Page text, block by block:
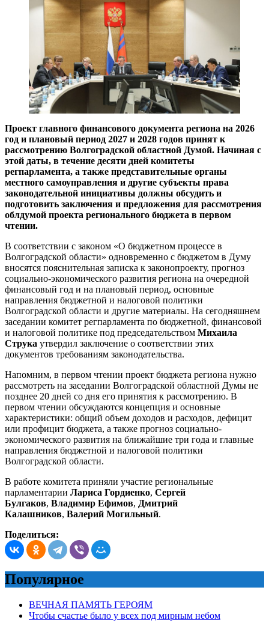
Проект главного финансового документа региона на 2026
год и плановый период 2027 и 2028 годов принят к
рассмотрению Волгоградской областной Думой. Начиная с
этой даты, в течение десяти дней комитеты
регпарламента, а также представительные органы
местного самоуправления и другие субъекты права
законодательной инициативы должны обсудить и
подготовить заключения и предложения для рассмотрения
облдумой проекта регионального бюджета в первом
чтении.
В соответствии с законом «О бюджетном процессе в
Волгоградской области» одновременно с бюджетом в Думу
вносятся пояснительная записка к законопроекту, прогноз
социально-экономического развития региона на очередной
финансовый год и на плановый период, основные
направления бюджетной и налоговой политики
Волгоградской области и другие материалы. На сегодняшнем
заседании комитет регпарламента по бюджетной, финансовой
и налоговой политике под председательством Михаила
Струка утвердил заключение о соответствии этих
документов требованиям законодательства.
Напомним, в первом чтении проект бюджета региона нужно
рассмотреть на заседании Волгоградской областной Думы не
позднее 20 дней со дня его принятия к рассмотрению. В
первом чтении обсуждаются концепция и основные
характеристики: общий объем доходов и расходов, дефицит
или профицит бюджета, а также прогноз социально-
экономического развития на ближайшие три года и главные
направления бюджетной и налоговой политики
Волгоградской области.
В работе комитета приняли участие региональные
парламентарии Лариса Гордиенко, Сергей
Булгаков, Владимир Ефимов, Дмитрий
Калашников, Валерий Могильный.
Поделиться:
Популярное
ВЕЧНАЯ ПАМЯТЬ ГЕРОЯМ
Чтобы счастье было у всех под мирным небом